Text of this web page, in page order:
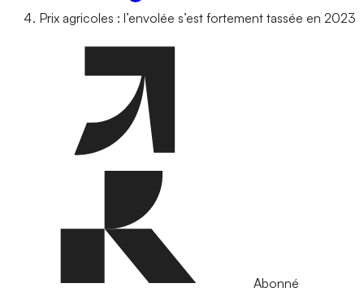
Prix agricoles : l’envolée s’est fortement tassée en 2023
Abonné